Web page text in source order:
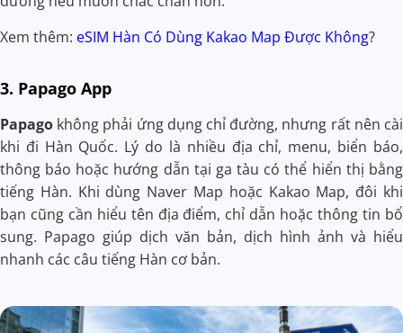
Xem thêm: eSIM Hàn Có Dùng Kakao Map Được Không?
3. Papago App
Papago không phải ứng dụng chỉ đường, nhưng rất nên cài
khi đi Hàn Quốc. Lý do là nhiều địa chỉ, menu, biển báo,
thông báo hoặc hướng dẫn tại ga tàu có thể hiển thị bằng
tiếng Hàn. Khi dùng Naver Map hoặc Kakao Map, đôi khi
bạn cũng cần hiểu tên địa điểm, chỉ dẫn hoặc thông tin bổ
sung. Papago giúp dịch văn bản, dịch hình ảnh và hiểu
nhanh các câu tiếng Hàn cơ bản.